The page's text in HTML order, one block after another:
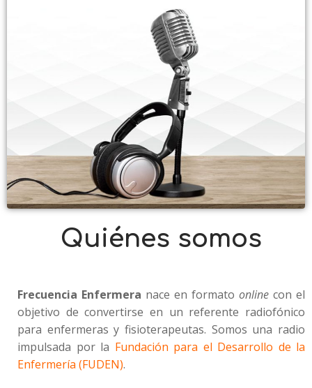
Quiénes somos
Frecuencia Enfermera nace en formato online con el
objetivo de convertirse en un referente radiofónico
para enfermeras y fisioterapeutas. Somos una radio
impulsada por la Fundación para el Desarrollo de la
Enfermería (FUDEN).